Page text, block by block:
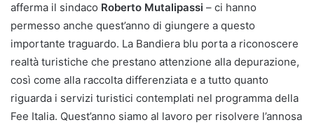
afferma il sindaco Roberto Mutalipassi – ci hanno
permesso anche quest’anno di giungere a questo
importante traguardo. La Bandiera blu porta a riconoscere
realtà turistiche che prestano attenzione alla depurazione,
così come alla raccolta differenziata e a tutto quanto
riguarda i servizi turistici contemplati nel programma della
Fee Italia. Quest’anno siamo al lavoro per risolvere l’annosa